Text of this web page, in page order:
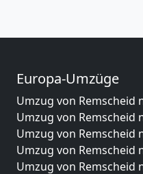
Europa-Umzüge
Umzug von Remscheid
Umzug von Remscheid
Umzug von Remscheid
Umzug von Remscheid
Umzug von Remscheid